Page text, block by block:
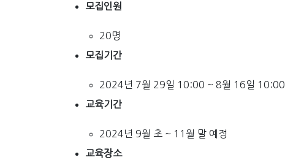
모집인원
20명
모집기간
2024년 7월 29일 10:00 ~ 8월 16일 10:00
교육기간
2024년 9월 초 ~ 11월 말 예정
교육장소